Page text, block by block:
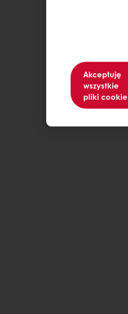
Akceptuję
wszystkie
pliki cookie